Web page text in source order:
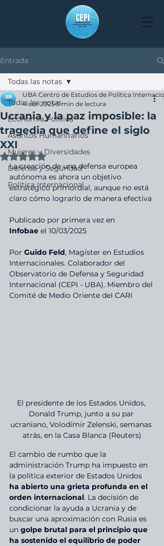
Entrada
Todas las notas
Economía Política
Asuntos Humanitarios
Mujeres y Diversidades
Defensa y Seguridad
Política Internacional
Todas las notas
Ucrania y la paz imposible: la
tragedia que define el siglo
XXI
UBA Centro de Estudios de Política
4 abr 2025 5 min de lectura
Obtuvo NaN de 5 estrellas.
La creación de una defensa europea
autónoma es ahora un objetivo
estratégico primordial, aunque no está
claro cómo lograrlo de manera efectiva
Publicado por primera vez en
Infobae el 10/03/2025
Por Guido Feld, Magíster en Estudios
Internacionales. Colaborador del
Observatorio de Defensa y Seguridad
Internacional (CEPI - UBA). Miembro del
Comité de Medio Oriente del CARI
El presidente de los Estados Unidos,
Donald Trump, junto a su par
ucraniano, Volodímir Zelenski, semanas
atrás, en la Casa Blanca (Reuters)
El cambio de rumbo que la
administración Trump ha impuesto en
la política exterior de Estados Unidos
ha abierto una grieta profunda en el
orden internacional. La decisión de
condicionar la ayuda a Ucrania y de
buscar una aproximación con Rusia es
un golpe brutal para el principio que
ha sostenido el equilibrio de poder